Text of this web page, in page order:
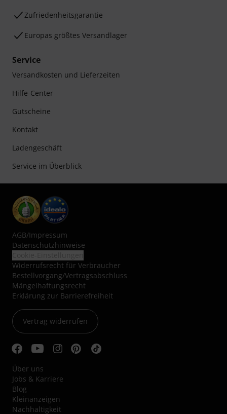
Zufriedenheitsgarantie
Europas größtes Versandlager
Service
Versandkosten und Lieferzeiten
Hilfe-Center
Gutscheine
Kontakt
Ladengeschäft
Service im Überblick
AGB/Impressum
Datenschutzhinweise
Widerrufsrecht für Verbraucher
Bestellvorgang/Vertragsabschluss
Mängelhaftungsrecht
Erklärung zur Barrierefreiheit
Vertrag widerrufen
Über uns
Jobs & Karriere
Blog
Kleinanzeigen
Nachhaltigkeit